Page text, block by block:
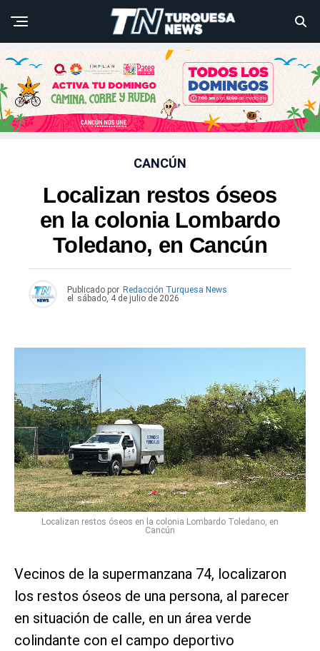
CANCÚN
Localizan restos óseos
en la colonia Lombardo
Toledano, en Cancún
Publicado por Redacción Turquesa News
el
sábado, 4 de julio de 2026
Localizan restos óseos en la colonia Lombardo Toledano, en
Cancún
Vecinos de la supermanzana 74, localizaron
los restos óseos de una persona, al parecer
en situación de calle, en un área verde
colindante con el campo deportivo